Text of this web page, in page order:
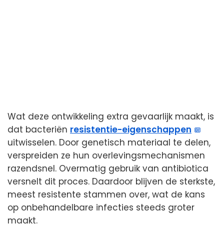
Wat deze ontwikkeling extra gevaarlijk maakt, is
dat bacteriën resistentie-eigenschappen
uitwisselen. Door genetisch materiaal te delen,
verspreiden ze hun overlevingsmechanismen
razendsnel. Overmatig gebruik van antibiotica
versnelt dit proces. Daardoor blijven de sterkste,
meest resistente stammen over, wat de kans
op onbehandelbare infecties steeds groter
maakt.